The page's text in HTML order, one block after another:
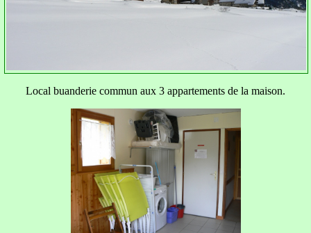
Local buanderie commun aux 3 appartements de la maison.